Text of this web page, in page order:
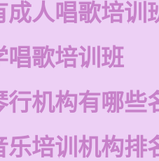
成人唱歌培训
唱歌培训班
行机构有哪些
乐培训机构排